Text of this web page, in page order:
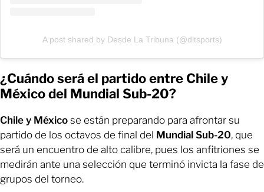
A post shared by Desde La Tribuna (@dltsports)
¿Cuándo será el partido entre Chile y
México del Mundial Sub-20?
Chile y México se están preparando para afrontar su
partido de los octavos de final del Mundial Sub-20, que
será un encuentro de alto calibre, pues los anfitriones se
medirán ante una selección que terminó invicta la fase de
grupos del torneo.